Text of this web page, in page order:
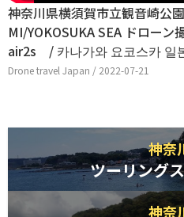
神奈川県横須賀市立観音崎公
MI/YOKOSUKA SEA ドロー
air2s / 카나가와 요코스카 일
Drone travel Japan / 2022-07-21
神奈
ツーリング
神奈